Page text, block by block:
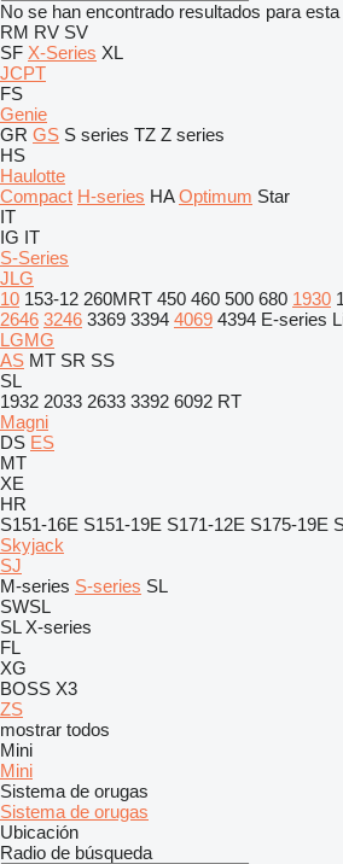
No se han encontrado resultados para
RM RV SV
SF X-Series XL
JCPT
FS
Genie
GR GS S series TZ Z series
HS
Haulotte
Compact H-series HA Optimum Star
IT
IG IT
S-Series
JLG
10 153-12 260MRT 450 460 500 680 1930
2646 3246 3369 3394 4069 4394 E-series
LGMG
AS MT SR SS
SL
1932 2033 2633 3392 6092 RT
Magni
DS ES
MT
XE
HR
S151-16E S151-19E S171-12E S175-19E
Skyjack
SJ
M-series S-series SL
SWSL
SL X-series
FL
XG
BOSS X3
ZS
mostrar todos
Mini
Mini
Sistema de orugas
Sistema de orugas
Ubicación
Radio de búsqueda